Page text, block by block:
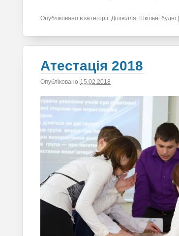
Опубліковано в категорії: Дозвілля, Шкільні будні
Атестація 2018
Опубліковано 15.02.2018